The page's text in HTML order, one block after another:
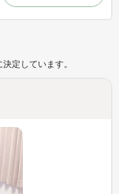
定しています。